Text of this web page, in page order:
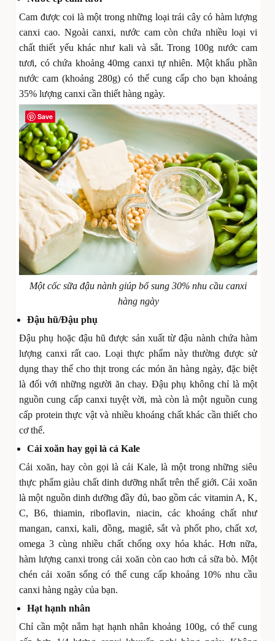
Cam được coi là một trong những loại trái cây có hàm lượng
canxi cao. Ngoài canxi, nước cam còn chứa nhiều loại vi
chất thiết yếu khác như kali và sắt. Trong 100g nước cam
tươi, có chứa khoảng 40mg canxi tự nhiên. Một khẩu phần
nước cam (khoảng 280g) có thể cung cấp cho bạn khoảng
35% lượng canxi cần thiết hàng ngày.
Một cốc sữa đậu nành giúp bổ sung 30% nhu cầu canxi
hàng ngày
Đậu hũ/Đậu phụ
Đậu phụ hoặc đậu hũ được sản xuất từ đậu nành chứa hàm
lượng canxi rất cao. Loại thực phẩm này thường được sử
dụng thay thế cho thịt trong các món ăn hàng ngày, đặc biệt
là đối với những người ăn chay. Đậu phụ không chỉ là một
nguồn cung cấp canxi tuyệt vời, mà còn là một nguồn cung
cấp protein thực vật và nhiều khoáng chất khác cần thiết cho
cơ thể.
Cải xoăn hay gọi là cả Kale
Cải xoăn, hay còn gọi là cải Kale, là một trong những siêu
thực phẩm giàu chất dinh dưỡng nhất trên thế giới. Cải xoăn
là một nguồn dinh dưỡng đầy đủ, bao gồm các vitamin A, K,
C, B6, thiamin, riboflavin, niacin, các khoáng chất như
mangan, canxi, kali, đồng, magiê, sắt và phốt pho, chất xơ,
omega 3 cùng nhiều chất chống oxy hóa khác. Hơn nữa,
hàm lượng canxi trong cải xoăn còn cao hơn cả sữa bò. Một
chén cải xoăn sống có thể cung cấp khoảng 10% nhu cầu
canxi hàng ngày của bạn.
Hạt hạnh nhân
Chỉ cần một nắm hạt hạnh nhân khoảng 100g, có thể cung
Save